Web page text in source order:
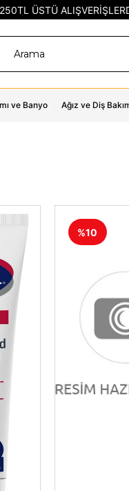
250TL ÜSTÜ
ve Banyo Ağız ve Diş
%10